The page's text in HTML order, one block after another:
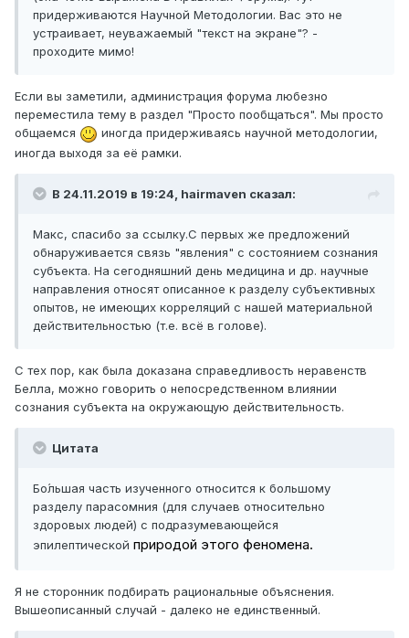
придерживаются Научной Методологии. Вас это не
устраивает, неуважаемый "текст на экране"? -
проходите мимо!
Если вы заметили, администрация форума любезно
переместила тему в раздел "Просто пообщаться". Мы просто
общаемся
иногда придерживаясь научной методологии,
иногда выходя за её рамки.
В 24.11.2019 в 19:24, hairmaven сказал:
Макс, спасибо за ссылку.С первых же предложений
обнаруживается связь "явления" с состоянием сознания
субъекта. На сегодняшний день медицина и др. научные
направления относят описанное к разделу субъективных
опытов, не имеющих корреляций с нашей материальной
действительностью (т.е. всё в голове).
С тех пор, как была доказана справедливость неравенств
Белла, можно говорить о непосредственном влиянии
сознания субъекта на окружающую действительность.
Цитата
Бо́льшая часть изученного относится к большому
разделу парасомния (для случаев относительно
здоровых людей) с подразумевающейся
эпилептической природой этого феномена.
Я не сторонник подбирать рациональные объяснения.
Вышеописанный случай - далеко не единственный.